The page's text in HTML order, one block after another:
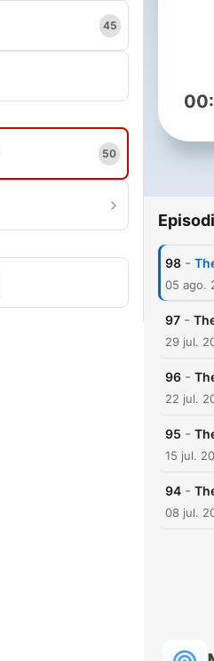
45
50
98 -
05 ago.
97 -
29 jul.
96 -
22 jul.
95 -
15 jul.
94 -
08 jul.